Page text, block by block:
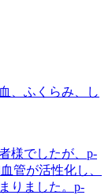
、ふくらみ、し
様でしたが、p-
管が活性化し、
りました。p-